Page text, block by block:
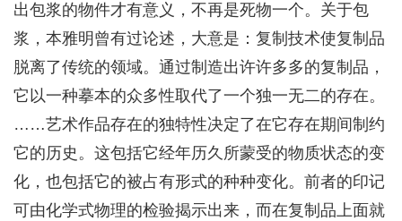
出包浆的物件才有意义，不再是死物一个。关于包
浆，本雅明曾有过论述，大意是：复制技术使复制品
脱离了传统的领域。通过制造出许许多多的复制品，
它以一种摹本的众多性取代了一个独一无二的存在。
……艺术作品存在的独特性决定了在它存在期间制约
它的历史。这包括它经年历久所蒙受的物质状态的变
化，也包括它的被占有形式的种种变化。前者的印记
可由化学式物理的检验揭示出来，而在复制品上面就